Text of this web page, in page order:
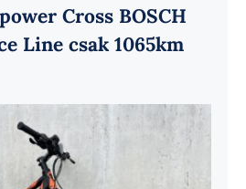
Cross BOSCH
Line csak 1065km